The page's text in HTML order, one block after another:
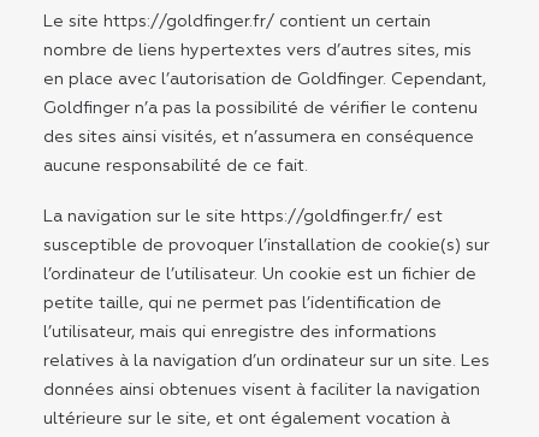
Le site https://goldfinger.fr/ contient un certain
nombre de liens hypertextes vers d’autres sites, mis
en place avec l’autorisation de Goldfinger. Cependant,
Goldfinger n’a pas la possibilité de vérifier le contenu
des sites ainsi visités, et n’assumera en conséquence
aucune responsabilité de ce fait.
La navigation sur le site https://goldfinger.fr/ est
susceptible de provoquer l’installation de cookie(s) sur
l’ordinateur de l’utilisateur. Un cookie est un fichier de
petite taille, qui ne permet pas l’identification de
l’utilisateur, mais qui enregistre des informations
relatives à la navigation d’un ordinateur sur un site. Les
données ainsi obtenues visent à faciliter la navigation
ultérieure sur le site, et ont également vocation à